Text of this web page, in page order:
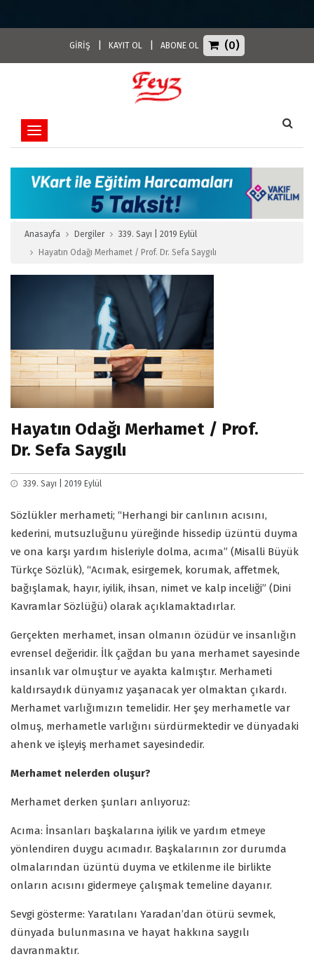
GİRİŞ KAYIT OL ABONE OL (0)
Toggle navigation
Anasayfa Dergiler
339. Sayı | 2019 Eylül
Hayatın Odağı Merhamet / Prof. Dr. Sefa Saygılı
Hayatın Odağı Merhamet / Prof.
Dr. Sefa Saygılı
339. Sayı | 2019 Eylül
Sözlükler merhameti; “Herhangi bir canlının acısını,
kederini, mutsuzluğunu yüreğinde hissedip üzüntü duyma
ve ona karşı yardım hisleriyle dolma, acıma” (Misalli Büyük
Türkçe Sözlük), “Acımak, esirgemek, korumak, affetmek,
bağışlamak, hayır, iyilik, ihsan, nimet ve kalp inceliği” (Dini
Kavramlar Sözlüğü) olarak açıklamaktadırlar.
Gerçekten merhamet, insan olmanın özüdür ve insanlığın
evrensel değeridir. İlk çağdan bu yana merhamet sayesinde
insanlık var olmuştur ve ayakta kalmıştır. Merhameti
kaldırsaydık dünyamız yaşanacak yer olmaktan çıkardı.
Merhamet varlığımızın temelidir. Her şey merhametle var
olmuş, merhametle varlığını sürdürmektedir ve dünyadaki
ahenk ve işleyiş merhamet sayesindedir.
Merhamet nelerden oluşur?
Merhamet derken şunları anlıyoruz:
Acıma: İnsanları başkalarına iyilik ve yardım etmeye
yönlendiren duygu acımadır. Başkalarının zor durumda
olmalarından üzüntü duyma ve etkilenme ile birlikte
onların acısını gidermeye çalışmak temeline dayanır.
Sevgi gösterme: Yaratılanı Yaradan’dan ötürü sevmek,
dünyada bulunmasına ve hayat hakkına saygılı
davranmaktır.